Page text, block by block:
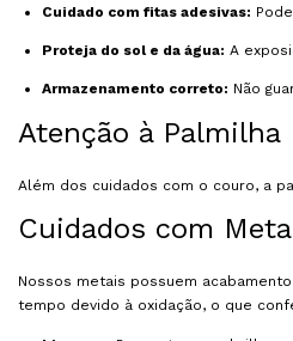
Cuidado com fitas adesivas:
Proteja do sol e da água: A
Armazenamento correto: Não
Atenção à Palmilha
Além dos cuidados com o couro, a
Cuidados com
Nossos metais possuem
tempo devido à oxidação, o que